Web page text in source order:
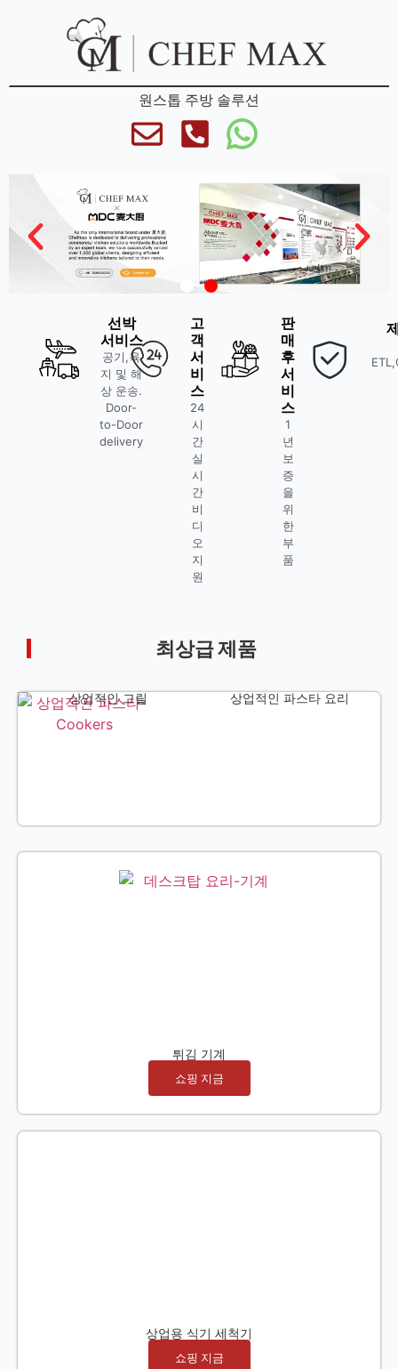
원스톱 주방 솔루션
선박
서비스
공기,육
지 및 해
상 운송.
Door-
to-Door
delivery
고
객
서
비
스
24
시
간
실
시
간
비
디
오
지
원
판
매
후
서
비
스
1
년
보
증
을
위
한
부
품
최상급 제품
상업적인 그릴 상업적인 파스타 요리
튀김 기계
쇼핑 지금
상업용 식기 세척기
쇼핑 지금